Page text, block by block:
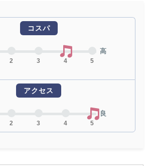
コスパ
2 3 4 5
高
アクセス
2 3 4 5
良